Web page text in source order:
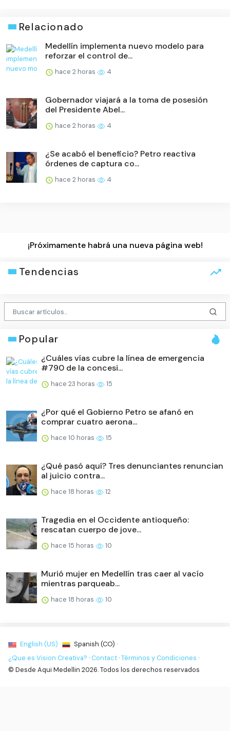
Relacionado
Medellín implementa nuevo modelo para
reforzar el control de...
hace 2 horas 4
Gobernador viajará a la toma de posesión
del Presidente Abel...
hace 2 horas 4
¿Se acabó el beneficio? Petro reactiva
órdenes de captura co...
hace 2 horas 4
¡Próximamente habrá una nueva página web!
Tendencias
Popular
¿Cuáles vías cubre la línea de emergencia
#790 de la concesi...
hace 23 horas 15
¿Por qué el Gobierno Petro se afanó en
comprar cuatro aerona...
hace 10 horas 15
¿Qué pasó aquí? Tres denunciantes renuncian
al juicio contra...
hace 18 horas 12
Tragedia en el Occidente antioqueño:
rescatan cuerpo de jove...
hace 15 horas 10
Murió mujer en Medellín tras caer al vacío
mientras parqueab...
hace 18 horas 10
English (US) ·
Spanish (CO) ·
¿Que es Vision Creativa? · Contact ·Términos y Condiciones ·
© Desde Aqui Medellin 2026. Todos los derechos reservados